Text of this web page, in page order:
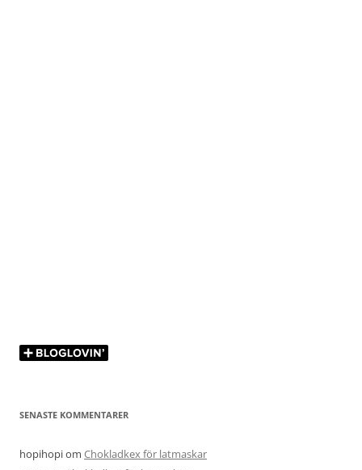
SENASTE KOMMENTARER
hopihopiom Chokladkex för latmaskar